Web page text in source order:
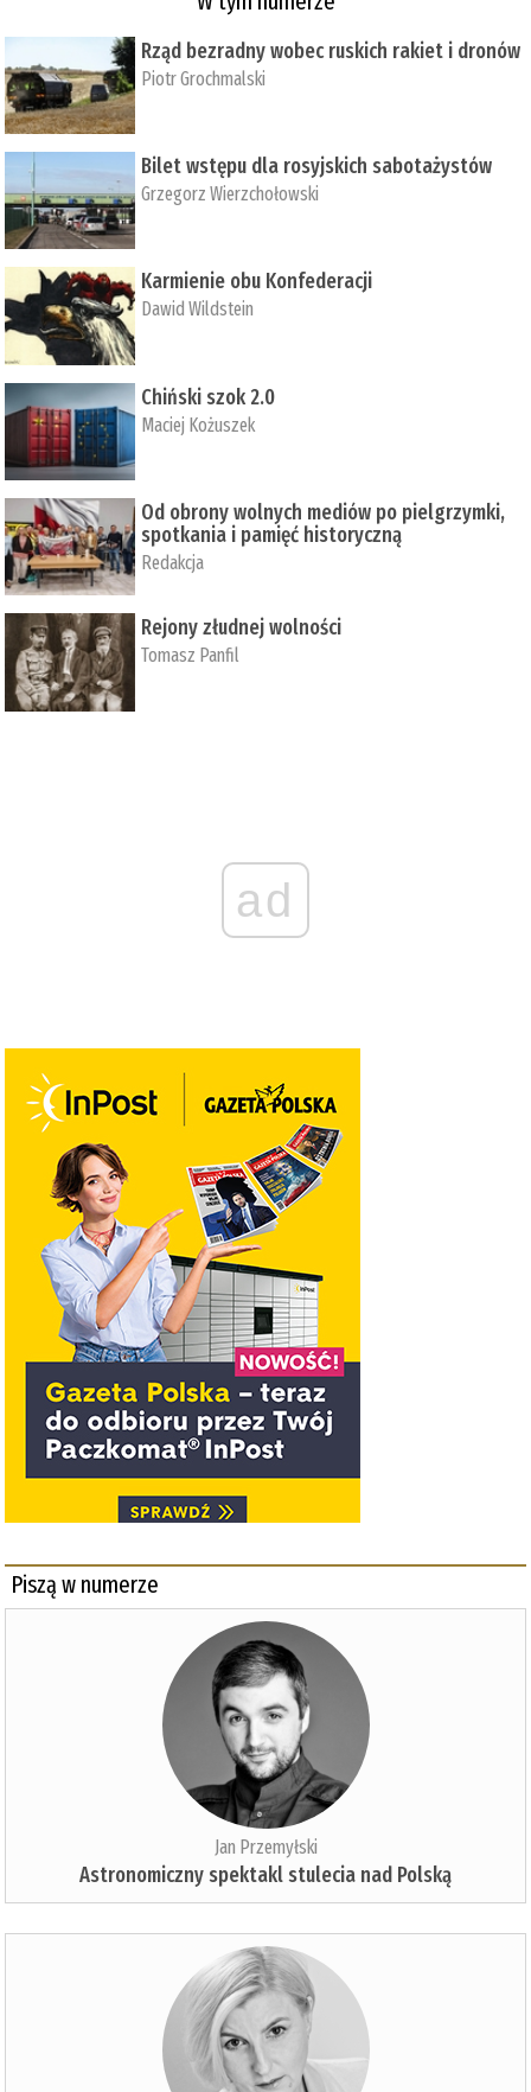
Rząd bezradny wobec ruskich rakiet i dronów
Piotr Grochmalski
Bilet wstępu dla rosyjskich sabotażystów
Grzegorz Wierzchołowski
Karmienie obu Konfederacji
Dawid Wildstein
Chiński szok 2.0
Maciej Kożuszek
Od obrony wolnych mediów po pielgrzymki,
spotkania i pamięć historyczną
Redakcja
Rejony złudnej wolności
Tomasz Panfil
ad
Piszą w numerze
Jan Przemyłski
Astronomiczny spektakl stulecia nad Polską